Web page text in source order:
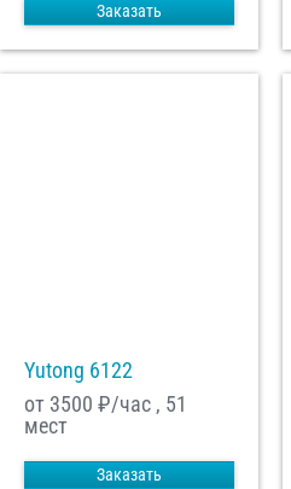
Заказать
Yutong 6122
от 3500 ₽/час , 51
мест
Заказать